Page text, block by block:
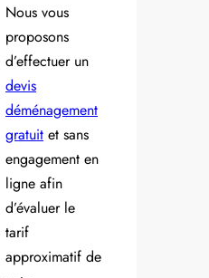
Nous vous
proposons
d’effectuer un
devis
déménagement
gratuit et sans
engagement en
ligne afin
d’évaluer le
tarif
approximatif de